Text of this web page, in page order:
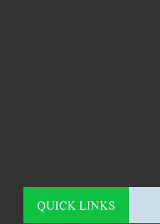
QUICK LINKS